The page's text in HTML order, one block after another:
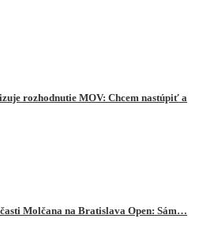
rozhodnutie MOV: Chcem nastúpiť a
Molčana na Bratislava Open: Sám…